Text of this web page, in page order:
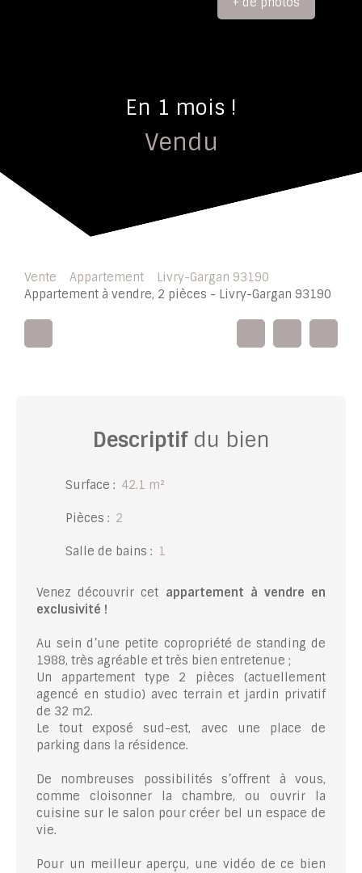
En 1 mois !
Vendu
Vente Appartement
Livry-Gargan 93190
Appartement à vendre, 2 pièces - Livry-Gargan 93190
Descriptifdu bien
Surface : 42.1 m²
Pièces : 2
Salle de bains : 1
Venez découvrir cet appartement à vendre en
exclusivité !
Au sein d’une petite copropriété de standing de
1988, très agréable et très bien entretenue ;
Un appartement type 2 pièces (actuellement
agencé en studio) avec terrain et jardin privatif
de 32 m2.
Le tout exposé sud-est, avec une place de
parking dans la résidence.
De nombreuses possibilités s’offrent à vous,
comme cloisonner la chambre, ou ouvrir la
cuisine sur le salon pour créer bel un espace de
vie.
Pour un meilleur aperçu, une vidéo de ce bien